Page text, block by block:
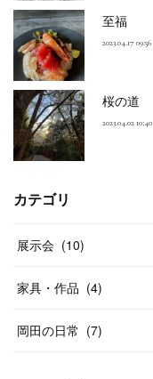
至福
2023.04.17 09:56
桜の道
2023.04.02 10:40
カテゴリ
展示会 (10)
家具・作品 (4)
岡田の日常 (7)